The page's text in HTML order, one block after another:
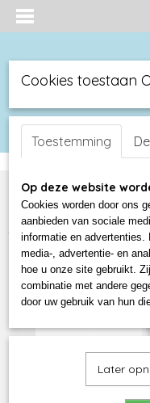
Inloggen Registreren
Home >Duck Shop> Luxe
bud ducks since 2015>
ROBOT DUCK
Cookies toestaan
Toestemming
Op deze website
Cookies worden door ons
aanbieden van sociale
informatie en advertenties.
media-, advertentie- en
hoe u onze site gebruikt.
combinatie met andere
door uw gebruik van hun
Later